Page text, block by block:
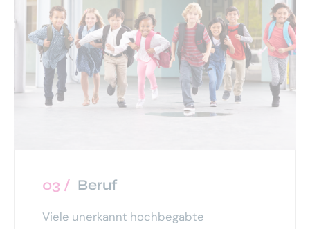
03 / Beruf
Viele unerkannt hochbegabte